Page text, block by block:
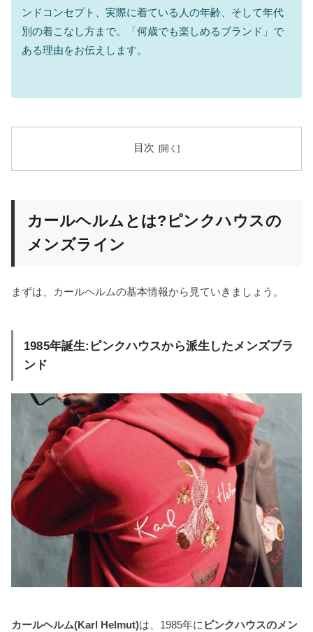
ンドコンセプト、実際に着ている人の年齢、そして年代
別の着こなし方まで。「何歳でも楽しめるブランド」で
ある理由をお伝えします。
目次
カールヘルムとは?ピンクハウスの
メンズライン
まずは、カールヘルムの基本情報から見ていきましょう。
1985年誕生:ピンクハウスから派生したメンズブラ
ンド
カールヘルム(Karl Helmut)は、1985年に ピンクハウスのメン